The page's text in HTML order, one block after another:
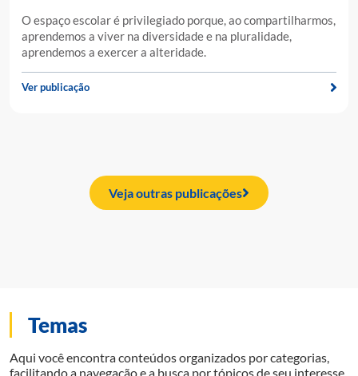
O espaço escolar é privilegiado porque, ao compartilharmos,
aprendemos a viver na diversidade e na pluralidade,
aprendemos a exercer a alteridade.
Ver publicação
Veja outras publicações
Temas
Aqui você encontra conteúdos organizados por categorias,
facilitando a navegação e a busca por tópicos de seu interesse.